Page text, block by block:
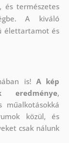
és természetes
A kiváló
élettartamot és
is! A kép
eredménye,
közül, és
csak nálunk